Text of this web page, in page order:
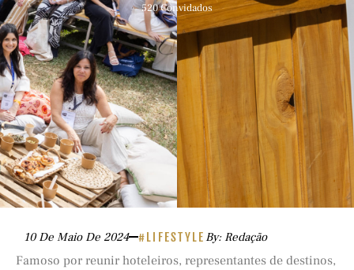
520 Convidados
10 De Maio De 2024 #LIFESTYLE By: Redação
Famoso por reunir hoteleiros, representantes de destinos,